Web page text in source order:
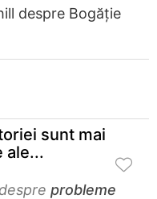
despre Bogăție
sunt mai
ale...
probleme